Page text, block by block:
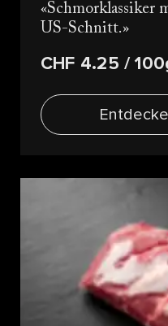
Schmorklassiker
US-Schnitt.
CHF 4.25 /